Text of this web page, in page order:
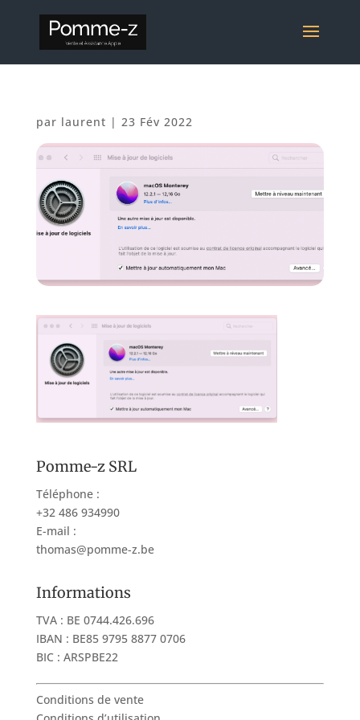
par laurent | 23 Fév 2022
Pomme-z SRL
Téléphone :
+32 486 934990
E-mail :
thomas@pomme-z.be
Informations
TVA : BE 0744.426.696
IBAN : BE85 9795 8877 0706
BIC : ARSPBE22
Conditions de vente